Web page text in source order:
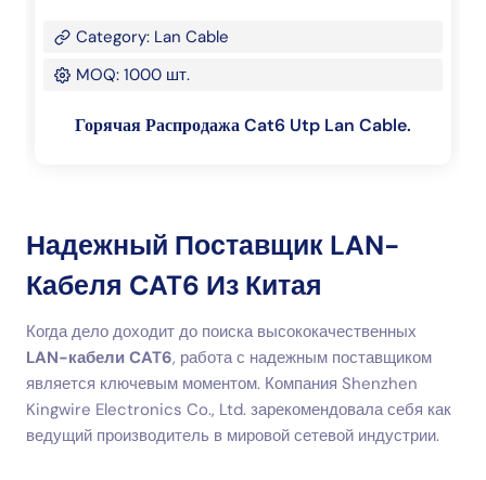
Category: Lan Cable
MOQ: 1000 шт.
Горячая Распродажа Cat6 Utp Lan Cable.
Надежный Поставщик LAN-
Кабеля CAT6 Из Китая
Когда дело доходит до поиска высококачественных
LAN-кабели CAT6, работа с надежным поставщиком
является ключевым моментом. Компания Shenzhen
Kingwire Electronics Co., Ltd. зарекомендовала себя как
ведущий производитель в мировой сетевой индустрии.